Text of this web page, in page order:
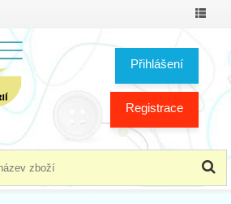
Přihlášení
Registrace